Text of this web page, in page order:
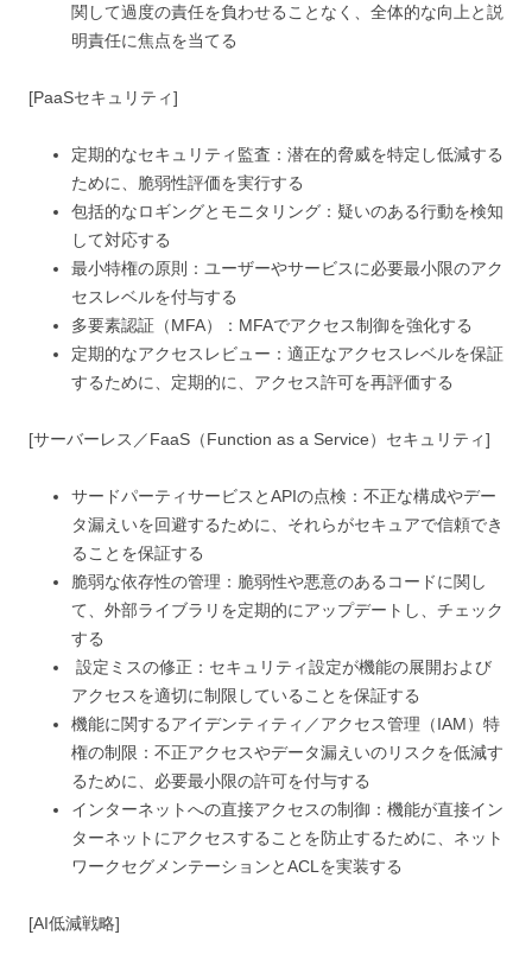
関して過度の責任を負わせることなく、全体的な向上と説
明責任に焦点を当てる
[PaaSセキュリティ]
定期的なセキュリティ監査：潜在的脅威を特定し低減する
ために、脆弱性評価を実行する
包括的なロギングとモニタリング：疑いのある行動を検知
して対応する
最小特権の原則：ユーザーやサービスに必要最小限のアク
セスレベルを付与する
多要素認証（MFA）：MFAでアクセス制御を強化する
定期的なアクセスレビュー：適正なアクセスレベルを保証
するために、定期的に、アクセス許可を再評価する
[サーバーレス／FaaS（Function as a Service）セキュリティ]
サードパーティサービスとAPIの点検：不正な構成やデー
タ漏えいを回避するために、それらがセキュアで信頼でき
ることを保証する
脆弱な依存性の管理：脆弱性や悪意のあるコードに関し
て、外部ライブラリを定期的にアップデートし、チェック
する
設定ミスの修正：セキュリティ設定が機能の展開および
アクセスを適切に制限していることを保証する
機能に関するアイデンティティ／アクセス管理（IAM）特
権の制限：不正アクセスやデータ漏えいのリスクを低減す
るために、必要最小限の許可を付与する
インターネットへの直接アクセスの制御：機能が直接イン
ターネットにアクセスすることを防止するために、ネット
ワークセグメンテーションとACLを実装する
[AI低減戦略]